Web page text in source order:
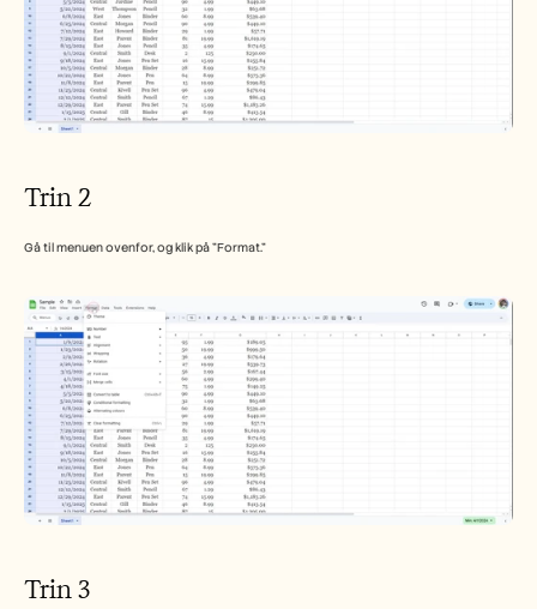
Trin 2
Gå til menuen ovenfor, og klik på "Format."
Trin 3
Pricing
Careers